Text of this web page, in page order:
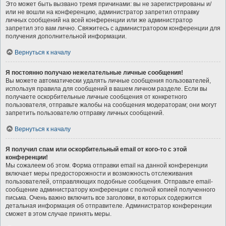
Это может быть вызвано тремя причинами: вы не зарегистрированы и/
или не вошли на конференцию, администратор запретил отправку
личных сообщений на всей конференции или же администратор
запретил это вам лично. Свяжитесь с администратором конференции для
получения дополнительной информации.
Вернуться к началу
Я постоянно получаю нежелательные личные сообщения!
Вы можете автоматически удалять личные сообщения пользователей,
используя правила для сообщений в вашем личном разделе. Если вы
получаете оскорбительные личные сообщения от конкретного
пользователя, отправьте жалобы на сообщения модераторам; они могут
запретить пользователю отправку личных сообщений.
Вернуться к началу
Я получил спам или оскорбительный email от кого-то с этой
конференции!
Мы сожалеем об этом. Форма отправки email на данной конференции
включает меры предосторожности и возможность отслеживания
пользователей, отправляющих подобные сообщения. Отправьте email-
сообщение администратору конференции с полной копией полученного
письма. Очень важно включить все заголовки, в которых содержится
детальная информация об отправителе. Администратор конференции
сможет в этом случае принять меры.